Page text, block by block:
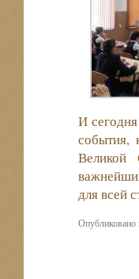
И
события,
для
Опубликовано